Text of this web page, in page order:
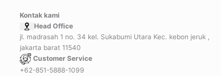
Kontak kami
Head Office
jl. madrasah 1 no. 34 kel. Sukabumi Utara Kec. kebon jeruk ,
jakarta barat 11540
Customer Service
+62-851-5888-1099